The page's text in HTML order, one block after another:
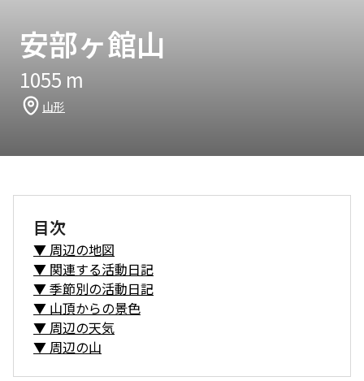
安部ヶ館山
1055 m
山形
目次
▼ 周辺の地図
▼ 関連する活動日記
▼季節別の活動日記
▼ 山頂からの景色
▼ 周辺の天気
▼ 周辺の山